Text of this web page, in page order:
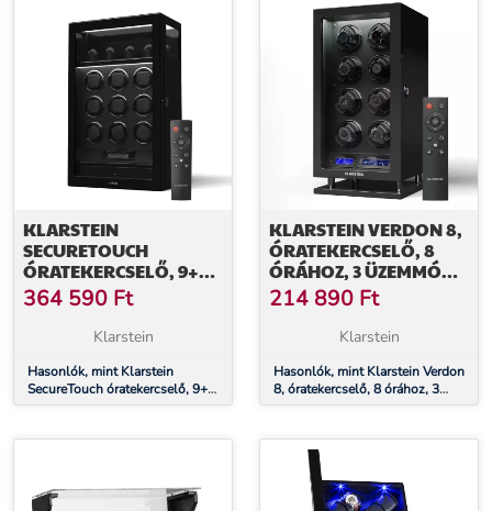
KLARSTEIN
SECURETOUCH
ÓRATEKERCSELŐ, 9+4
ÓRA, MABUCHI
MOTOR,
ZONGORALAKK, 41
EK
364 590 Ft
Klarstein
Hasonlók, mint Klarstein
SecureTouch óratekercselő, 9+4
óra, Mabuchi motor,
LED-ek
KLARSTEIN VERDON 8,
ÓRATEKERCSELŐ, 8
ÓRÁHOZ, 3 ÜZEMMÓD,
5 SEBESSÉG, LED,
TÁVIRÁNYÍTÓ
214 890 Ft
Klarstein
Hasonlók, mint Klarstein Verdon
8, óratekercselő, 8 órához, 3
üzemmód, 5 sebesség, LED,